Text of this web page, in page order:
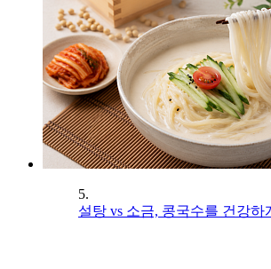
5.
설탕 vs 소금, 콩국수를 건강하